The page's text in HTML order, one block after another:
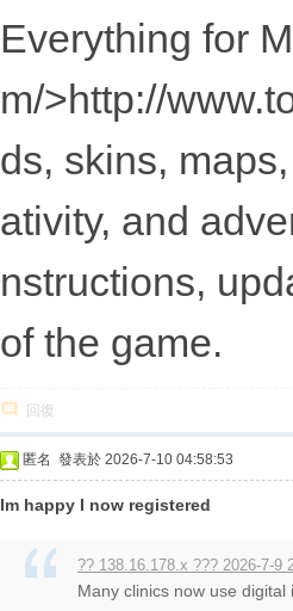
Everything for
m/>http://
ds, skins,
ativity, and
nstructions,
of the game.
回復
匿名 發表於 2026-7-10 04:58:53
Im happy I now registered
?? 138.16.178.x ??? 2026-7-9
Many clinics now use